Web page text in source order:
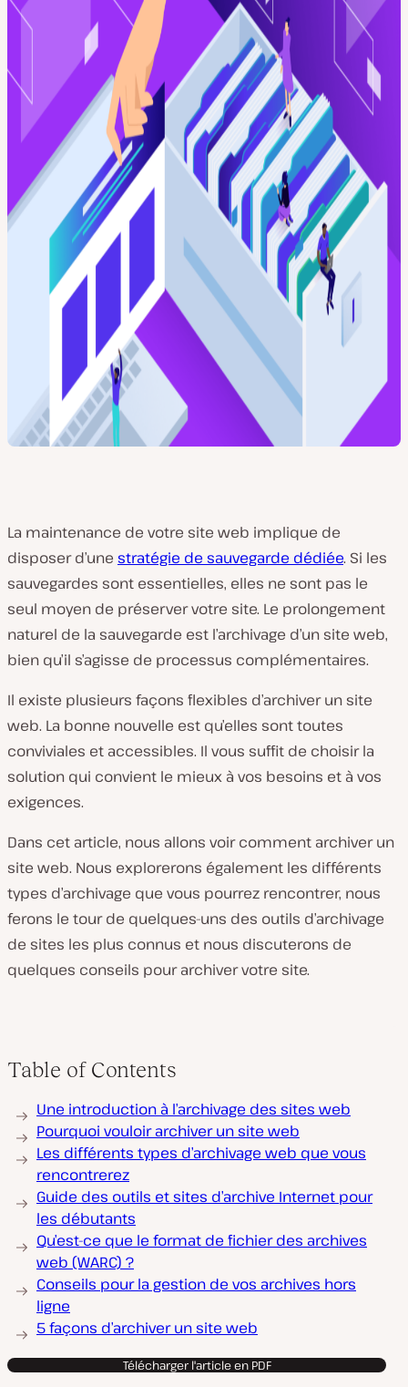
La maintenance de votre site web implique de
disposer d’une stratégie de sauvegarde dédiée. Si les
sauvegardes sont essentielles, elles ne sont pas le
seul moyen de préserver votre site. Le prolongement
naturel de la sauvegarde est l’archivage d’un site web,
bien qu’il s’agisse de processus complémentaires.
Il existe plusieurs façons flexibles d’archiver un site
web. La bonne nouvelle est qu’elles sont toutes
conviviales et accessibles. Il vous suffit de choisir la
solution qui convient le mieux à vos besoins et à vos
exigences.
Dans cet article, nous allons voir comment archiver un
site web. Nous explorerons également les différents
types d’archivage que vous pourrez rencontrer, nous
ferons le tour de quelques-uns des outils d’archivage
de sites les plus connus et nous discuterons de
quelques conseils pour archiver votre site.
Table of Contents
Une introduction à l’archivage des sites web
Pourquoi vouloir archiver un site web
Les différents types d’archivage web que vous
rencontrerez
Guide des outils et sites d’archive Internet pour
les débutants
Qu’est-ce que le format de fichier des archives
web (WARC) ?
Conseils pour la gestion de vos archives hors
ligne
5 façons d’archiver un site web
Télécharger l'article en PDF